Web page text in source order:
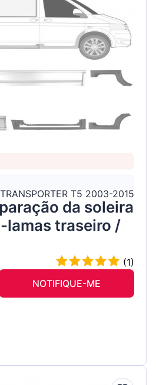
T5 2003-2015
da soleira
lamas traseiro /
(1)
NOTIFIQUE-ME